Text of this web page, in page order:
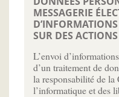
MESSAGERIE
SUR DES
L’envoi
d’un traitement de
la responsabilité de
l’informatique et des